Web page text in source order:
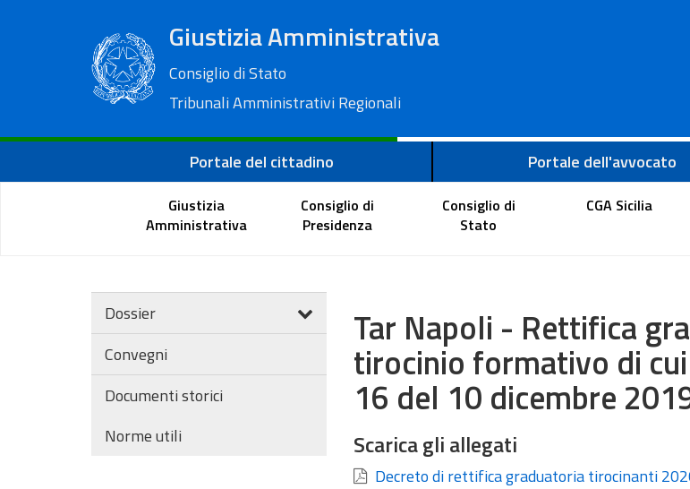
Giustizia Amministrativa
Consiglio di Stato
Tribunali Amministrativi Regionali
Portale del cittadino Portale dell'avvocato
Giustizia
Amministrativa
Consiglio di
Presidenza
Consiglio di
Stato
CGA Sicilia
Dossier
Convegni
Documenti storici
Norme utili
Tar Napoli - Rettifica
tirocinio formativo di
16 del 10 dicembre
Scarica gli allegati
Decreto di rettifica graduatoria tirocinanti